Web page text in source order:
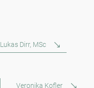
Lukas Dirr, MSc
Veronika Kofler